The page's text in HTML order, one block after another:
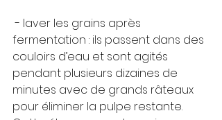
- laver les grains après
fermentation : ils passent dans des
couloirs d’eau et sont agités
pendant plusieurs dizaines de
minutes avec de grands râteaux
pour éliminer la pulpe restante.